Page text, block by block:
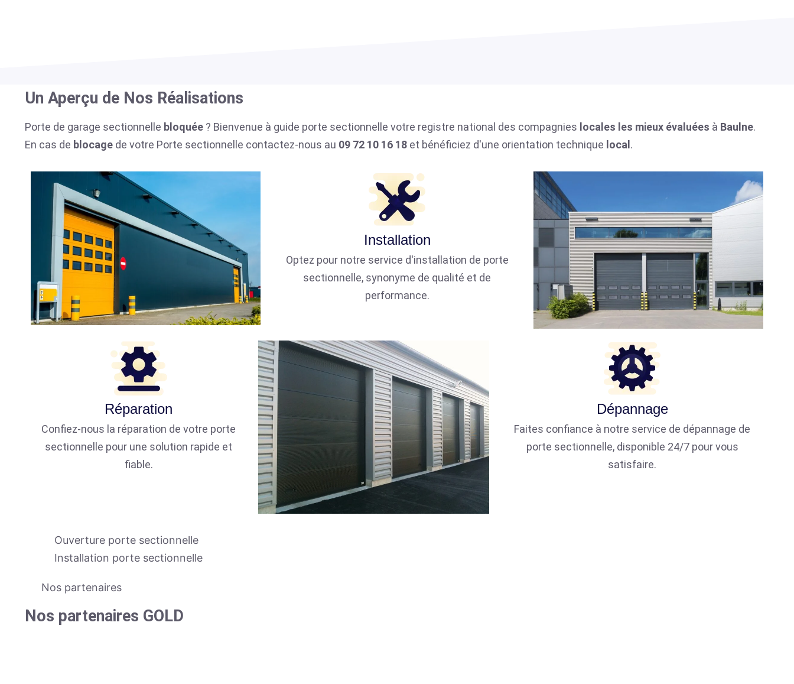
Un Aperçu de Nos Réalisations​
Porte de garage sectionnelle bloquée ? Bienvenue à guide porte sectionnelle votre registre national des compagnies locales les mieux évaluées à Baulne.
En cas de blocage de votre Porte sectionnelle contactez-nous au 09 72 10 16 18 et bénéficiez d'une orientation technique local .
Installation
Optez pour notre service d'installation de porte
sectionnelle, synonyme de qualité et de
performance.
Réparation
Confiez-nous la réparation de votre porte
sectionnelle pour une solution rapide et
fiable.
Dépannage
Faites confiance à notre service de dépannage de
porte sectionnelle, disponible 24/7 pour vous
satisfaire.
Ouverture porte sectionnelle
Installation porte sectionnelle
Nos partenaires
Nos partenaires GOLD